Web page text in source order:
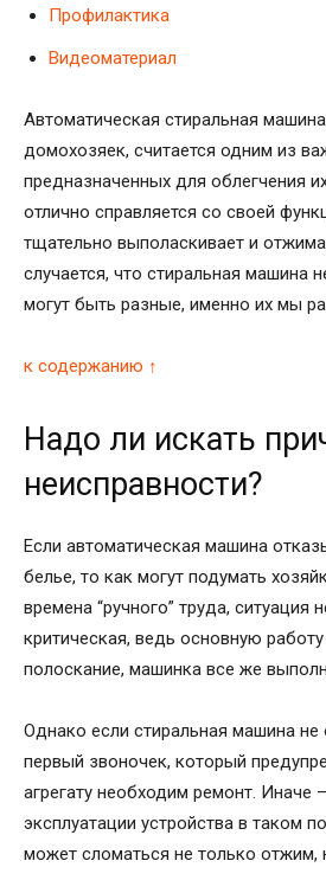
Профилактика
Видеоматериал
Автоматическая стиральная
домохозяек, считается одним из
предназначенных для облегчения
отлично справляется со своей
тщательно выполаскивает и
случается, что стиральная машина
могут быть разные, именно их мы
к содержанию ↑
Надо ли искать
неисправности?
Если автоматическая машина
белье, то как могут подумать
времена “ручного” труда, ситуация
критическая, ведь основную
полоскание, машинка все же
Однако если стиральная машина
первый звоночек, который
агрегату необходим ремонт. Иначе
эксплуатации устройства в таком
может сломаться не только отжим,